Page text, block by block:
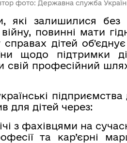
фото: Державна служба
які залишилися без
повинні мати
дітей
щодо підтримки
свій професійний
для дітей через:
з фахівцями на
та кар’єрні